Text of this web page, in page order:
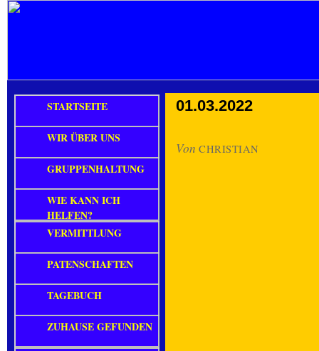
01.03.2022
Von CHRISTIAN
STARTSEITE
WIR ÜBER UNS
GRUPPENHALTUNG
WIE KANN ICH
HELFEN?
VERMITTLUNG
PATENSCHAFTEN
TAGEBUCH
ZUHAUSE GEFUNDEN